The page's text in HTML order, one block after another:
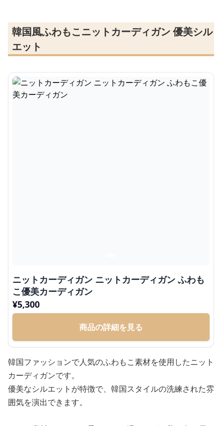
韓国風ふわもこニットカーディガン 優美シル
エット
ニットカーディガン ニットカーディガン ふわも
こ優美カーディガン
¥5,300
商品の詳細を見る
韓国ファッションで人気のふわもこ素材を使用したニット
カーディガンです。
優美なシルエットが特徴で、韓国スタイルの洗練された雰
囲気を演出できます。